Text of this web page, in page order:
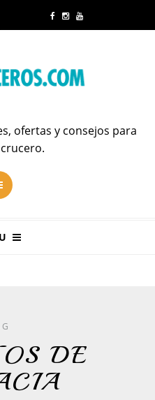
ofertas y consejos para
DE